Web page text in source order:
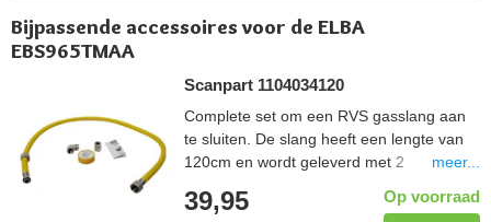
Bijpassende accessoires voor de ELBA
EBS965TMAA
Scanpart 1104034120
Complete set om een RVS gasslang aan
te sluiten. De slang heeft een lengte van
120cm en wordt geleverd met 2
aangesloten kan worden. De tape wordt
meer...
39,95 Op voorraad